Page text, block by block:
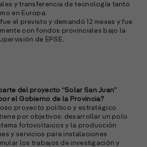
y transferencia de tecnología tanto
en Europa.
el previsto y demandó 12 meses y fue
con fondos provinciales bajo la
de EPSE.
del proyecto “Solar San Juan”
el Gobierno de la Provincia?
proyecto político y estratégico
por objetivos: desarrollar un polo
fotovoltaicos y la producción
y servicios para instalaciones
los trabajos de investigación y